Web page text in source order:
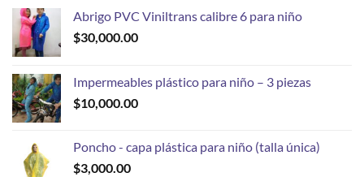
Abrigo PVC Viniltrans calibre 6 para niño
$30,000.00
Impermeables plástico para niño – 3 piezas
$10,000.00
Poncho - capa plástica para niño (talla única)
$3,000.00